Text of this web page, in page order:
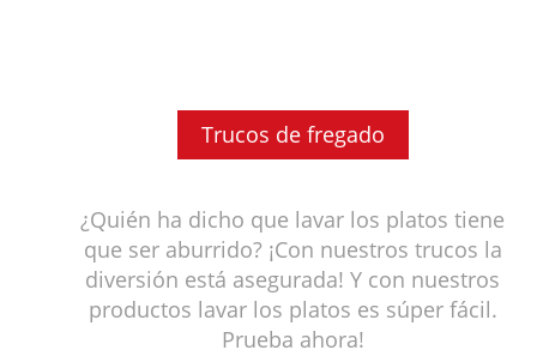
Trucos de fregado
¿Quién ha dicho que lavar los platos tiene
que ser aburrido? ¡Con nuestros trucos la
diversión está asegurada! Y con nuestros
productos lavar los platos es súper fácil.
Prueba ahora!